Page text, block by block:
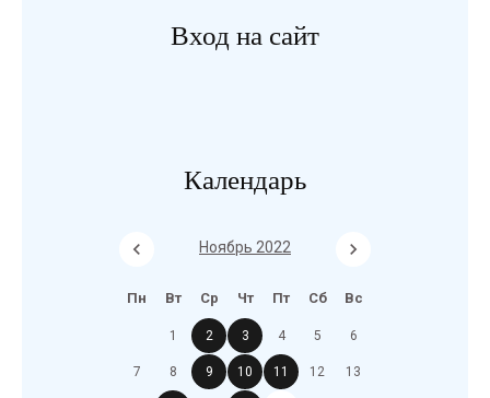
Вход на сайт
Календарь
Ноябрь 2022
Пн Вт Ср Чт Пт Сб Вс
1 2 3 4 5 6
7 8 9 10 11 12 13